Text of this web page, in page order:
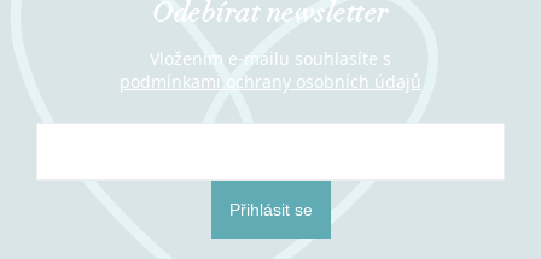
Odebírat newsletter
Vložením e-mailu souhlasíte s
podmínkami ochrany osobních údajů
Přihlásit se